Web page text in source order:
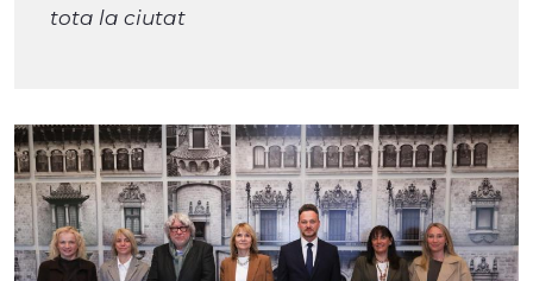
tota la ciutat